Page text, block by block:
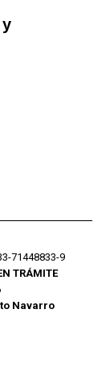
71448833-9
TRÁMITE
Navarro